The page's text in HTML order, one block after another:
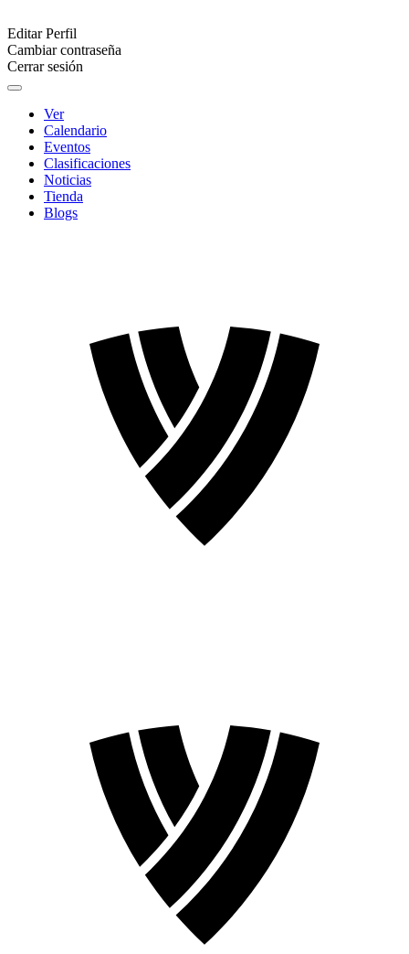
Editar Perfil
Cambiar contraseña
Cerrar sesión
Ver
Calendario
Eventos
Clasificaciones
Noticias
Tienda
Blogs